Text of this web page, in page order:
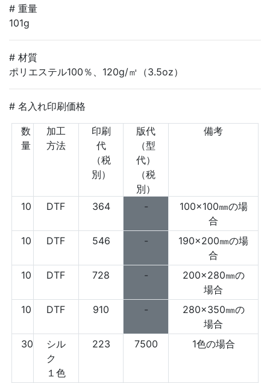
# 重量
101g
# 材質
ポリエステル100％、120g/㎡（3.5oz）
# 名入れ印刷価格
数
量
加工
方法
印刷
代
（税
別）
版代
（型
代）
（税
別）
備考
10 DTF 364 -
100×100㎜の場
合
10
DTF 546 -
190×200㎜の場
合
10
DTF 728 -
200×280㎜の
場合
10
DTF 910 -
280×350㎜の
場合
30
シル
ク
１色
223 7500 1色の場合